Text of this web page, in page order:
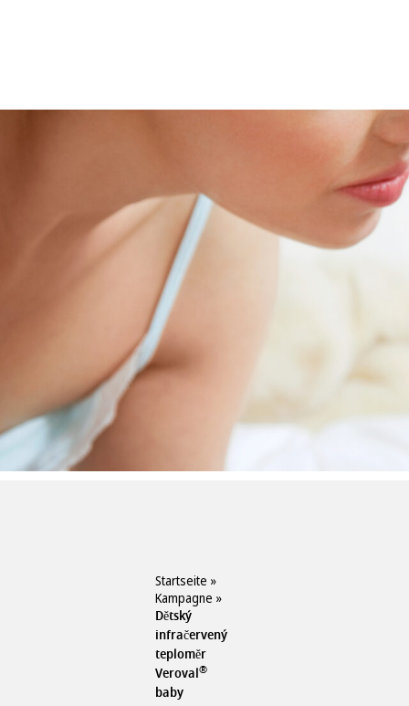
Startseite »
Kampagne »
Dětský
infračervený
teploměr
Veroval®
baby